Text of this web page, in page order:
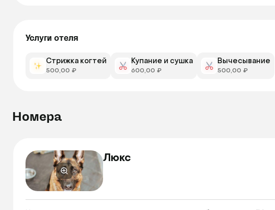
Услуги отеля
Стрижка когтей
500,00 ₽
Купание и сушка
600,00 ₽
Вычесывание
500,00 ₽
Номера
Люкс